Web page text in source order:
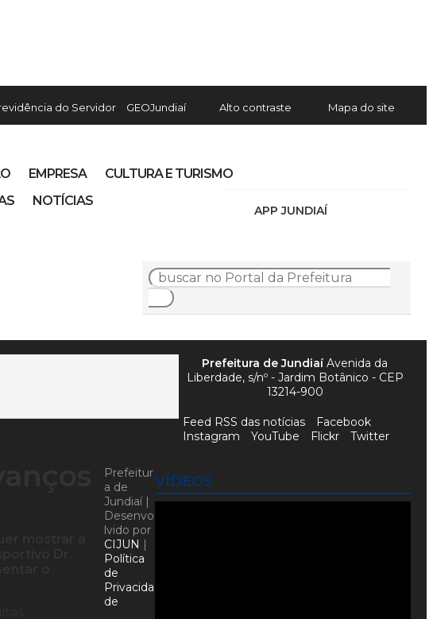
do Servidor GEOJundiaí Alto contraste Mapa do site
APP JUNDIAÍ
EMPRESA
CULTURA E TURISMO
NOTÍCIAS
VÍDEOS
Prefeitura de JundiaíAvenida da
Liberdade, s/nº - Jardim Botânico - CEP
13214-900
Feed RSS das notícias
Facebook
Instagram
YouTube Flickr Twitter
Prefeitur
a de
Jundiaí |
Desenvo
lvido por
CIJUN |
Política
de
Privacida
de